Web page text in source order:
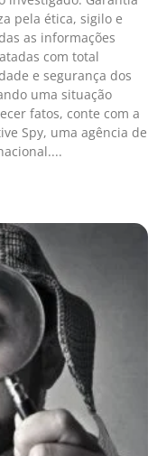
pela ética, sigilo e
as informações
com total
e segurança dos
uma situação
fatos, conte com a
Spy, uma agência de